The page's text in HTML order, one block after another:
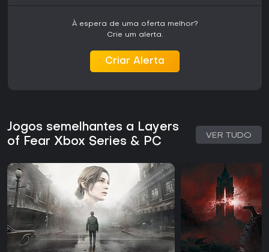
experiência contida demais. Para o público que valoriza
terror single-player narrativo com temas artísticos, o jogo
À espera de uma oferta melhor?
Crie um alerta.
Criar Alerta
Jogos semelhantes a Layers
of Fear Xbox Series & PC
VER TUDO